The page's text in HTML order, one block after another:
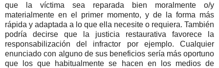
que la víctima sea reparada bien moralmente o/y
materialmente en el primer momento, y de la forma más
rápida y adaptada a lo que ella necesite o requiera. También
podría decirse que la justicia restaurativa favorece la
responsabilización del infractor por ejemplo. Cualquier
enunciado con alguno de sus beneficios sería más oportuno
que los que habitualmente se hacen en los medios de